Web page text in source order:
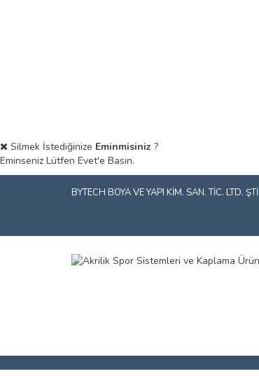
Silmek İstediğinize Eminmisiniz ?
Eminseniz Lütfen Evet'e Basın.
BYTECH BOYA VE YAPI KİM. SAN. TİC. LTD. ŞTİ